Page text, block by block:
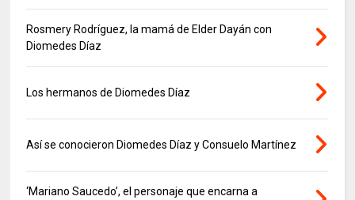
Rosmery Rodríguez, la mamá de Elder Dayán con
Diomedes Díaz
Los hermanos de Diomedes Díaz
Así se conocieron Diomedes Díaz y Consuelo Martínez
‘Mariano Saucedo’, el personaje que encarna a